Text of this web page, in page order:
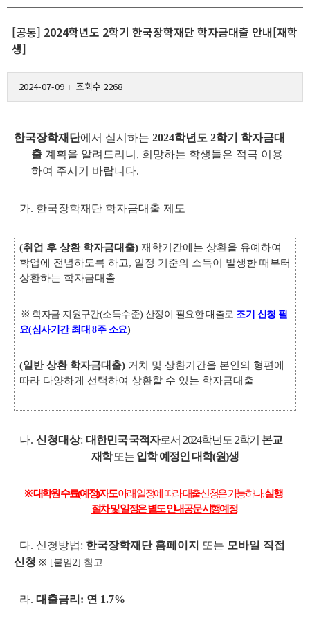
[공통] 2024학년도 2학기 한국장학재단 학자금대출 안내[재학
생]
2024-07-09 l 조회수 2268
한국장학재단에서 실시하는 2024학년도 2학기 학자금대
출계획을 알려드리니, 희망하는 학생들은 적극 이용
하여 주시기 바랍니다.
가. 한국장학재단 학자금대출 제도
(취업 후 상환 학자금대출) 재학기간에는 상환을 유예하여
학업에 전념하도록 하고, 일정 기준의 소득이 발생한 때부터
상환하는 학자금대출
※ 학자금 지원구간(소득수준) 산정이 필요한 대출로 조기 신청 필
요(심사기간 최대 8주 소요)
(일반 상환 학자금대출) 거치 및 상환기간을 본인의 형편에
따라 다양하게 선택하여 상환할 수 있는 학자금대출
나. 신청대상: 대한민국 국적자로서 2024학년도 2학기 본교
재학또는 입학 예정인 대학(원)생
※대학원 수료(예정)자도아래 일정에 따라 대출신청은 가능하나,실행
절차 및 일정은 별도 안내공문 시행예정
다. 신청방법: 한국장학재단 홈페이지 또는 모바일 직접
신청 ※ [붙임2] 참고
라. 대출금리: 연 1.7%